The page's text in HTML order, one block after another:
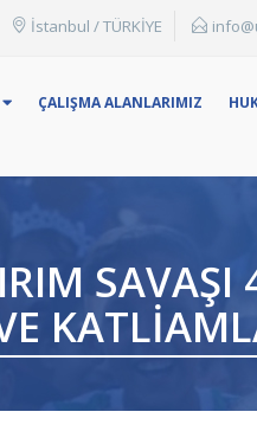
İstanbul / TÜRKİYE
ÇALIŞMA ALANLARIMIZ